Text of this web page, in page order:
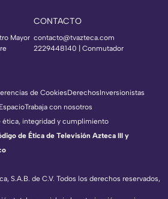
Mayor
CONTACTO
contacto@tvazteca.com
2229448140 | Conmutador
S.A.B. de C.V. Todos los derechos reservados,
de CookiesDerechosInversionistas
Trabaja con nosotros
ética, integridad y cumplimiento
de Ética de Televisión Azteca III y